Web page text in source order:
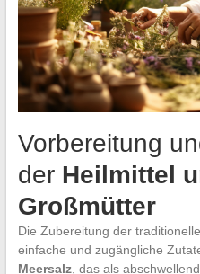
Vorbereitung
der Heilmittel
Großmütter
Die Zubereitung der
einfache und zugängliche
Meersalz, das als